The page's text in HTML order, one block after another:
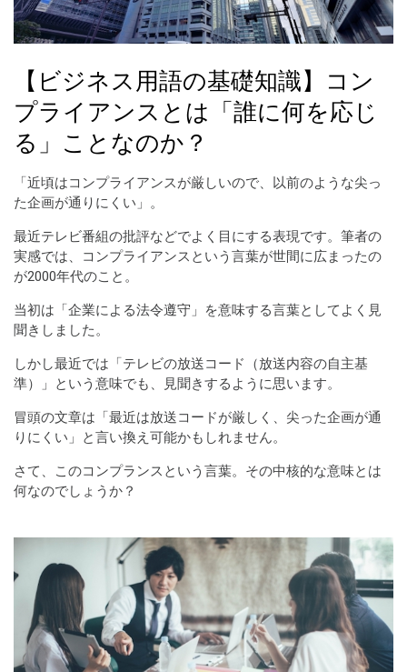
【ビジネス用語の基礎知識】コン
プライアンスとは「誰に何を応じ
る」ことなのか？
「近頃はコンプライアンスが厳しいので、以前のような尖っ
た企画が通りにくい」。
最近テレビ番組の批評などでよく目にする表現です。筆者の
実感では、コンプライアンスという言葉が世間に広まったの
が2000年代のこと。
当初は「企業による法令遵守」を意味する言葉としてよく見
聞きしました。
しかし最近では「テレビの放送コード（放送内容の自主基
準）」という意味でも、見聞きするように思います。
冒頭の文章は「最近は放送コードが厳しく、尖った企画が通
りにくい」と言い換え可能かもしれません。
さて、このコンプランスという言葉。その中核的な意味とは
何なのでしょうか？